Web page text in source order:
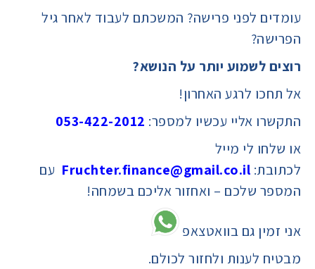
עומדים לפני פרישה? המשכתם לעבוד לאחר גיל
הפרישה?
רוצים לשמוע יותר על הנושא?
אל תחכו לרגע האחרון!
התקשרו אליי עכשיו למספר: 053-422-2012
או שלחו לי מייל
לכתובת: Fruchter.finance@gmail.co.il עם
המספר שלכם – ואחזור אליכם בשמחה!
אני זמין גם בוואטצאפ
מבטיח לענות ולחזור לכולם.